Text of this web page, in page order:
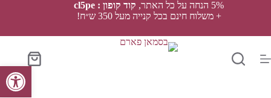
פתח סרגל נגישות
5% הנחה על כל האתר,
קוד קופון : cl5pe
+ משלוח חינם בכל קנייה מעל 350 ש״ח!
סל
הקניות